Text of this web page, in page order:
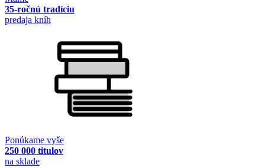
35-ročnú tradíciu
predaja kníh
Ponúkame vyše
250 000 titulov
na sklade